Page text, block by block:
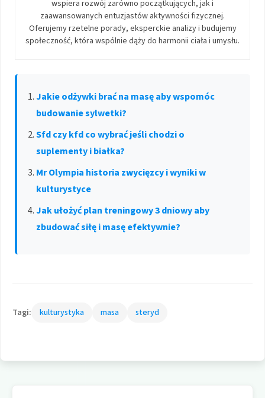
wspiera rozwój zarówno początkujących, jak i
zaawansowanych entuzjastów aktywności fizycznej.
Oferujemy rzetelne porady, eksperckie analizy i budujemy
społeczność, która wspólnie dąży do harmonii ciała i umysłu.
Jakie odżywki brać na masę aby wspomóc
budowanie sylwetki?
Sfd czy kfd co wybrać jeśli chodzi o
suplementy i białka?
Mr Olympia historia zwycięzcy i wyniki w
kulturystyce
Jak ułożyć plan treningowy 3 dniowy aby
zbudować siłę i masę efektywnie?
Tagi: kulturystyka masa steryd